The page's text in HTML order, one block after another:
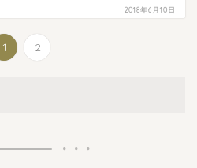
2018年6月10日
1 2